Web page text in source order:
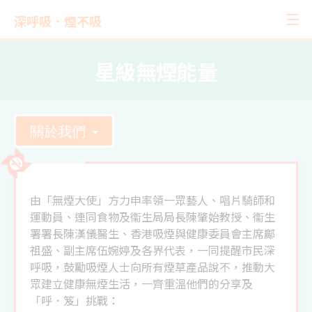
深呼吸．煙不吸
星級無煙能量
關於我們
由「無煙大使」方力申率領一眾藝人、唱片騎師和
運動員、連同食物及衞生局局長陳肇始教授、衞生
署署長陳漢儀醫生、香港吸煙與健康委員會主席鄺
祖盛、副主席伍婉婷及各界代表，一同提醒市民深
呼吸，鼓勵吸煙人士向所有煙草產品說不，推動大
眾建立健康無煙生活，一齊重溫他們的分享及
「呼．笈」挑戰：